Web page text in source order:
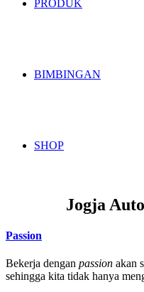
PRODUK
BIMBINGAN
SHOP
Jogja
Passion
Bekerja dengan passion akan
sehingga kita tidak hanya